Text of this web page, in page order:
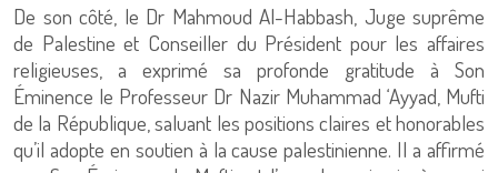
De son côté, le Dr Mahmoud Al-Habbash, Juge suprême
de Palestine et Conseiller du Président pour les affaires
religieuses, a exprimé sa profonde gratitude à Son
Éminence le Professeur Dr Nazir Muhammad ‘Ayyad, Mufti
de la République, saluant les positions claires et honorables
qu’il adopte en soutien à la cause palestinienne. Il a affirmé